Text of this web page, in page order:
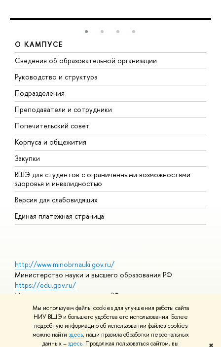
Мы используем файлы cookies для улучшения работы сайта
НИУ ВШЭ и большего удобства его использования. Более
подробную информацию об использовании файлов cookies
можно найти здесь, наши правила обработки персональных
данных –здесь. Продолжая пользоваться сайтом, вы
О КАМПУСЕ
Сведения об образовательной организации
Руководство и структура
Подразделения
Преподаватели и сотрудники
Попечительский совет
Корпуса и общежития
Закупки
ВШЭ для студентов с ограниченными возможностями
здоровья и инвалидностью
Версия для слабовидящих
Единая платежная страница
http://www.minobrnauki.gov.ru/
Министерство науки и высшего образования РФ
https://edu.gov.ru/
Министерство просвещения РФ
https://elearning.hse.ru/mooc
Массовые открытые онлайн-курсы